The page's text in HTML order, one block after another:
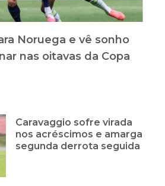
Noruega e vê sonho
nas oitavas da Copa
Caravaggio sofre virada
nos acréscimos e amarga
segunda derrota seguida